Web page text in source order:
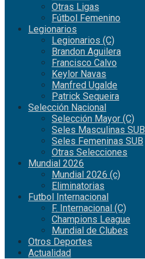
Otras Ligas
Fútbol Femenino
Legionarios
Legionarios (C)
Brandon Aguilera
Francisco Calvo
Keylor Navas
Manfred Ugalde
Patrick Sequeira
Selección Nacional
Selección Mayor (C)
Seles Masculinas SUB
Seles Femeninas SUB
Otras Selecciones
Mundial 2026
Mundial 2026 (c)
Eliminatorias
Futbol Internacional
F. Internacional (C)
Champions League
Mundial de Clubes
Otros Deportes
Actualidad